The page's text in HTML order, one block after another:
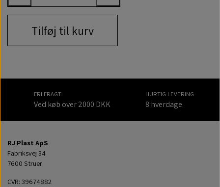
Tilføj til kurv
FRI FRAGT
Ved køb over 2000 DKK
HURTIG LEVERING
8 hverdage
RJ Plast ApS
Fabriksvej 34
7600 Struer
CVR: 39674882